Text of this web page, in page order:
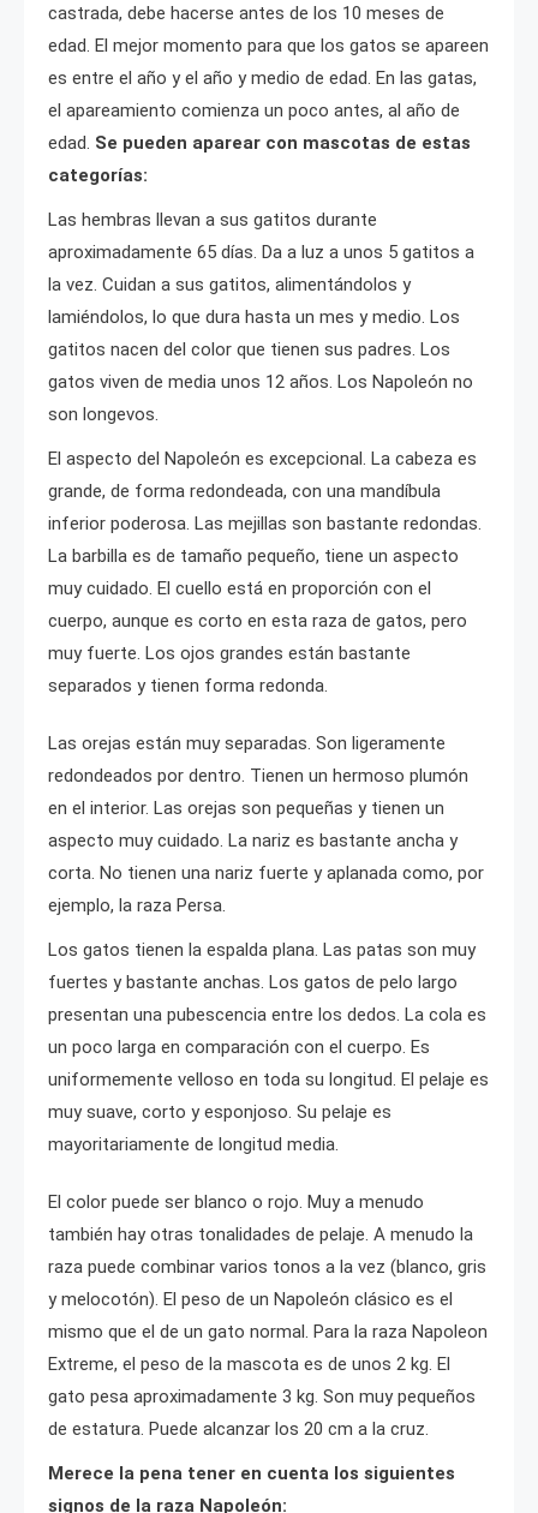
castrada, debe hacerse antes de los 10 meses de
edad. El mejor momento para que los gatos se apareen
es entre el año y el año y medio de edad. En las gatas,
el apareamiento comienza un poco antes, al año de
edad. Se pueden aparear con mascotas de estas
categorías:
Las hembras llevan a sus gatitos durante
aproximadamente 65 días. Da a luz a unos 5 gatitos a
la vez. Cuidan a sus gatitos, alimentándolos y
lamiéndolos, lo que dura hasta un mes y medio. Los
gatitos nacen del color que tienen sus padres. Los
gatos viven de media unos 12 años. Los Napoleón no
son longevos.
El aspecto del Napoleón es excepcional. La cabeza es
grande, de forma redondeada, con una mandíbula
inferior poderosa. Las mejillas son bastante redondas.
La barbilla es de tamaño pequeño, tiene un aspecto
muy cuidado. El cuello está en proporción con el
cuerpo, aunque es corto en esta raza de gatos, pero
muy fuerte. Los ojos grandes están bastante
separados y tienen forma redonda.
Las orejas están muy separadas. Son ligeramente
redondeados por dentro. Tienen un hermoso plumón
en el interior. Las orejas son pequeñas y tienen un
aspecto muy cuidado. La nariz es bastante ancha y
corta. No tienen una nariz fuerte y aplanada como, por
ejemplo, la raza Persa.
Los gatos tienen la espalda plana. Las patas son muy
fuertes y bastante anchas. Los gatos de pelo largo
presentan una pubescencia entre los dedos. La cola es
un poco larga en comparación con el cuerpo. Es
uniformemente velloso en toda su longitud. El pelaje es
muy suave, corto y esponjoso. Su pelaje es
mayoritariamente de longitud media.
El color puede ser blanco o rojo. Muy a menudo
también hay otras tonalidades de pelaje. A menudo la
raza puede combinar varios tonos a la vez (blanco, gris
y melocotón). El peso de un Napoleón clásico es el
mismo que el de un gato normal. Para la raza Napoleon
Extreme, el peso de la mascota es de unos 2 kg. El
gato pesa aproximadamente 3 kg. Son muy pequeños
de estatura. Puede alcanzar los 20 cm a la cruz.
Merece la pena tener en cuenta los siguientes
signos de la raza Napoleón: